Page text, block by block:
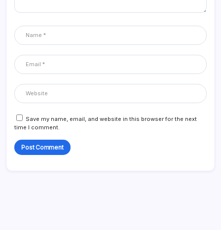
Save my name, email, and website in this browser for the next
time I comment.